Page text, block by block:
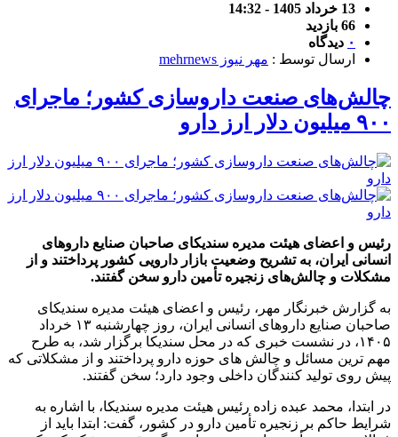
13 خرداد 1405 - 14:32
66 بازدید
۰ دیدگاه
ارسال توسط : مهر نیوز mehrnews
چالش‌های صنعت داروسازی کشور؛ ماجرای
۹۰۰ میلیون دلار ارز دارو
رئیس و اعضای هیئت مدیره سندیکای صاحبان صنایع داروهای
انسانی ایران، به تشریح وضعیت بازار دارویی کشور پرداختند و از
مشکلات و چالش‌های زنجیره تأمین دارو سخن گفتند.
به گزارش خبرنگار مهر، رئیس و اعضای هیئت مدیره سندیکای
صاحبان صنایع داروهای انسانی ایران، روز چهارشنبه ۱۳ خرداد
۱۴۰۵، در نشست خبری که در محل سندیکا برگزار شد، به طرح
مهم ترین مسائل و چالش های حوزه دارو پرداختند و از مشکلاتی که
پیش روی تولید کنندگان داخلی وجود دارد؛ سخن گفتند.
در ابتدا، محمد عبده زاده رئیس هیئت مدیره سندیکا، با اشاره به
شرایط حاکم بر زنجیره تأمین دارو در کشور، گفت: ابتدا باید از